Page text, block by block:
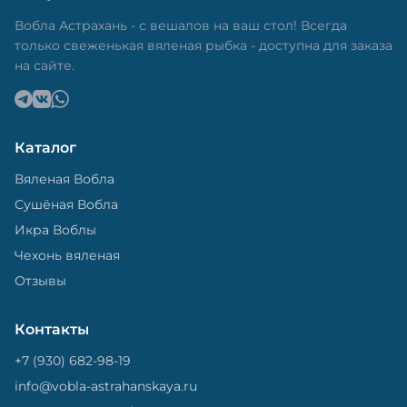
теряла влагу. Вяленая вобла — это не просто
вкусная еда, но и пример того, как можно сочетать
старые рецепты и современные технологии. Её
можно есть с напитками, и это будет очень вкусно.
Вобла Астрахань - с вешалов на ваш стол! Всегда
только свеженькая вяленая рыбка - доступна для заказа
на сайте.
Каталог
Вяленая Вобла
Сушёная Вобла
Икра Воблы
Чехонь вяленая
Отзывы
Контакты
+7 (930) 682-98-19
info@vobla-astrahanskaya.ru